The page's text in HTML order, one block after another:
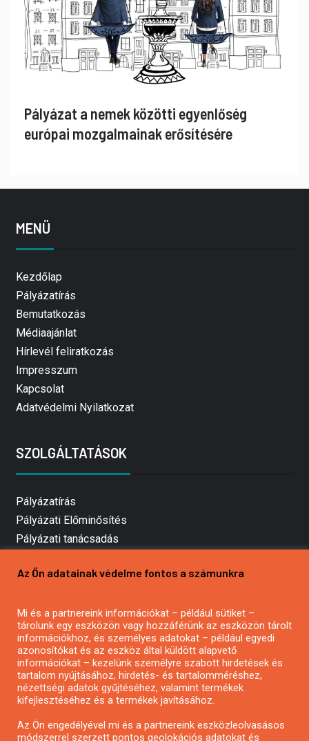
Pályázat a nemek közötti egyenlőség
európai mozgalmainak erősítésére
MENÜ
Kezdőlap
Pályázatírás
Bemutatkozás
Médiaajánlat
Hírlevél feliratkozás
Impresszum
Kapcsolat
Adatvédelmi Nyilatkozat
SZOLGÁLTATÁSOK
Pályázatírás
Pályázati Előminősítés
Pályázati tanácsadás
Mezőgazdasági pályázatírás
Pályázatírás civil szervezeteknek
Pályázatírás önkormányzatoknak
Pályázatfigyelés
Specifikus pályázatfigyelés vagy hírlevél
Az Ön adatainak védelme fontos a számunkra
Mi és a partnereink információkat – például sütiket –
tárolunk egy eszközön vagy hozzáférünk az eszközön tárolt
információkhoz, és személyes adatokat – például egyedi
azonosítókat és az eszköz által küldött alapvető
információkat – kezelünk személyre szabott hirdetések és
tartalom nyújtásához, hirdetés- és tartalomméréshez,
nézettségi adatok gyűjtéséhez, valamint termékek
kifejlesztéséhez és a termékek javításához.
Az Ön engedélyével mi és a partnereink eszközleolvasásos
módszerrel szerzett pontos geolokációs adatokat és